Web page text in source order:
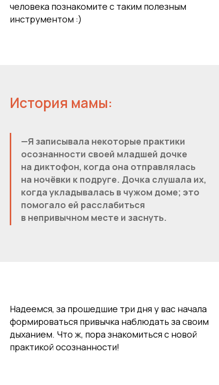
человека познакомите с таким полезным
инструментом :)
История мамы:
—Я записывала некоторые практики
осознанности своей младшей дочке
на диктофон, когда она отправлялась
на ночёвки к подруге. Дочка слушала их,
когда укладывалась в чужом доме; это
помогало ей расслабиться
в непривычном месте и заснуть.
Надеемся, за прошедшие три дня у вас начала
формироваться привычка наблюдать за своим
дыханием. Что ж, пора знакомиться с новой
практикой осознанности!